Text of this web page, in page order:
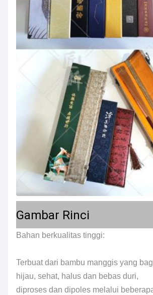
Gambar Rinci
Bahan berkualitas tinggi:
Terbuat dari bambu manggis yang
hijau, sehat, halus dan bebas duri,
diproses dan dipoles melalui